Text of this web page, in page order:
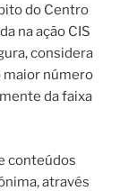
do Centro
na ação CIS
considera
maior número
da faixa
conteúdos
através